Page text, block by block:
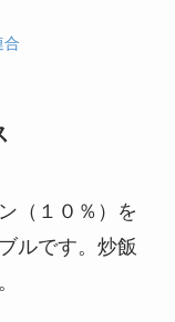
合
（１０％）を
ルです。炒飯